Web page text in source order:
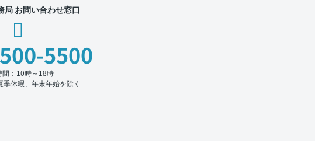
局 お問い合わせ窓口
5500
間：10時～18時
季休暇、年末年始を除く